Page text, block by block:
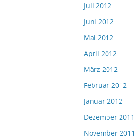
Juli 2012
Juni 2012
Mai 2012
April 2012
März 2012
Februar 2012
Januar 2012
Dezember 2011
November 2011